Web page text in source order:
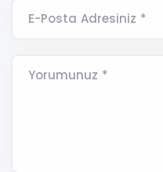
E-Posta Adresiniz *
Yorumunuz *